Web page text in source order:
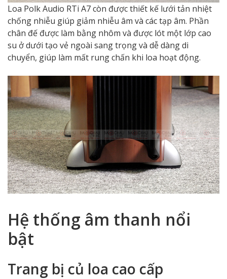
Loa Polk Audio RTi A7 còn được thiết kế lưới tản nhiệt
chống nhiễu giúp giảm nhiễu âm và các tạp âm. Phần
chân đế được làm bằng nhôm và được lót một lớp cao
su ở dưới tạo vẻ ngoài sang trọng và dễ dàng di
chuyển, giúp làm mất rung chấn khi loa hoạt động.
Hệ thống âm thanh nổi
bật
Trang bị củ loa cao cấp